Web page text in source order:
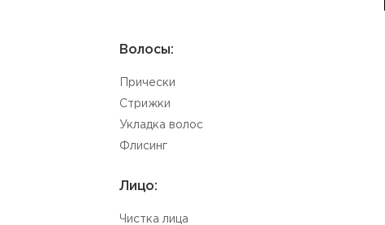
Волосы:
Прически
Стрижки
Укладка волос
Флисинг
Лицо:
Чистка лица